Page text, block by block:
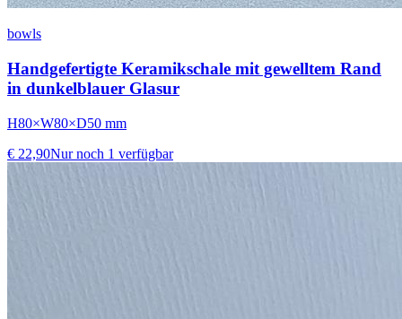
bowls
Handgefertigte Keramikschale mit gewelltem Rand
in dunkelblauer Glasur
H80×W80×D50 mm
€ 22,90Nur noch 1 verfügbar